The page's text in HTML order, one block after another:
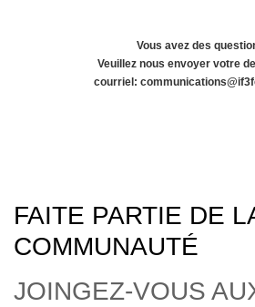
Vous avez des
Veuillez nous envoyer votre
courriel:
FAITE PARTIE DE
COMMUNAUTÉ
JOINGEZ-VOUS